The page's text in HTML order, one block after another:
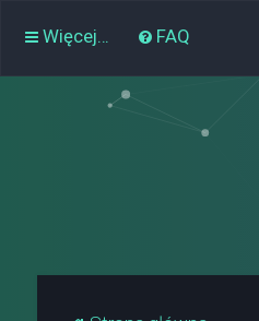
Więcej… FAQ